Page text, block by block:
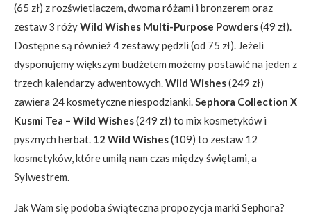
(65 zł) z rozświetlaczem, dwoma różami i bronzerem oraz
zestaw 3 różyWild Wishes Multi-Purpose Powders(49 zł).
Dostępne są również 4 zestawy pędzli (od 75 zł). Jeżeli
dysponujemy większym budżetem możemy postawić na jeden z
trzech kalendarzy adwentowych.Wild Wishes(249 zł)
zawiera 24 kosmetyczne niespodzianki.Sephora Collection X
Kusmi Tea – Wild Wishes(249 zł) to mix kosmetyków i
pysznych herbat. 12 Wild Wishes(109) to zestaw 12
kosmetyków, które umilą nam czas między świętami, a
Sylwestrem.
Jak Wam się podoba świąteczna propozycja marki Sephora?